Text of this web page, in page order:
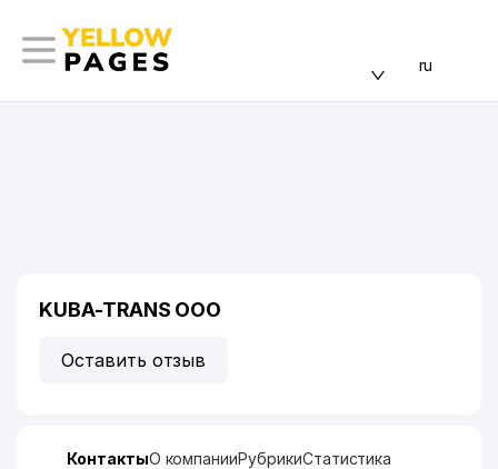
ru
KUBA-TRANS ООО
Оставить отзыв
КонтактыО компанииРубрикиСтатистика